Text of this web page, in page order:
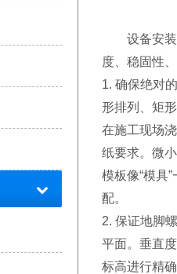
设备安装中
度、稳固性
1. 确保绝对
形排列、矩
在施工现场
纸要求。微
模板像“模具
配。
2. 保证地脚
平面。垂直
标高进行精